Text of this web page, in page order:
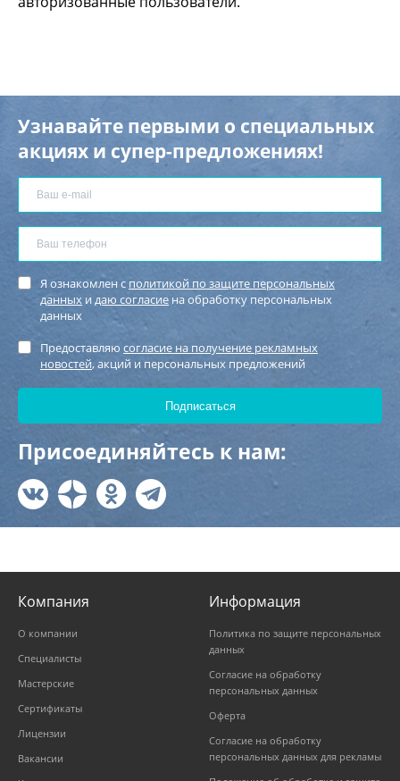
Узнавайте первыми о специальных
акциях и супер-предложениях!
Я ознакомлен с политикой по защите персональных
данных идаю согласие на обработку персональных
данных
Предоставляю согласие на получение рекламных
новостей, акций и персональных предложений
Присоединяйтесь к нам:
Компания
О компании
Специалисты
Мастерские
Сертификаты
Лицензии
Вакансии
Информация
Политика по защите персональных
данных
Согласие на обработку
персональных данных
Оферта
Согласие на обработку
персональных данных для рекламы